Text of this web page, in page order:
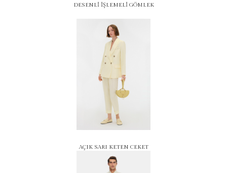
DESENLİ İŞLEMELİ GÖMLEK
AÇIK SARI KETEN CEKET